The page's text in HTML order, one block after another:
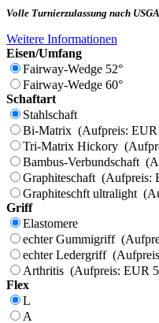
Volle Turnierzulassung nach
Weitere Informationen
Eisen/Umfang
Fairway-Wedge 52°
Fairway-Wedge 60°
Schaftart
Stahlschaft
Bi-Matrix (Aufpreis: EUR
Tri-Matrix Hickory
Bambus-Verbundschaft
Graphiteschaft (Aufpreis:
Graphiteschft ultralight
Griff
Elastomere
echter Gummigriff
echter Ledergriff
Arthritis (Aufpreis: EUR
Flex
L
A